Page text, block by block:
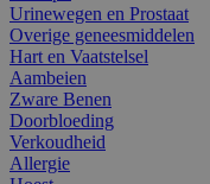
Urinewegen en Prostaat
Overige geneesmiddelen
Hart en Vaatstelsel
Aambeien
Zware Benen
Doorbloeding
Verkoudheid
Allergie